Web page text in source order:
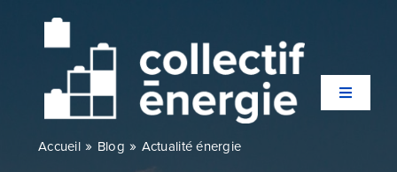
Toggle
Accueil» Blog » Actualité énergie